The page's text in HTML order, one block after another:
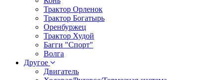
Трактор Орленок
Трактор Богатырь
Оренбуржец
Трактор Худой
Багги "Спорт"
Волга
Другое
Двигатель